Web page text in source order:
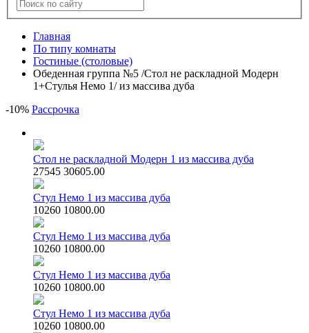
Главная
По типу комнаты
Гостиные (столовые)
Обеденная группа №5 /Стол не раскладной Модерн
1+Стулья Немо 1/ из массива дуба
-10% Рассрочка
Стол не раскладной Модерн 1 из массива дуба
27545 30605.00
Стул Немо 1 из массива дуба
10260 10800.00
Стул Немо 1 из массива дуба
10260 10800.00
Стул Немо 1 из массива дуба
10260 10800.00
Стул Немо 1 из массива дуба
10260 10800.00